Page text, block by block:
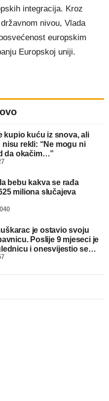
integracija. Kroz
nivou, Vlada
europskim
Europskoj uniji.
kupio kuću iz snova, ali
rekli: “Ne mogu ni
da okačim…”
bebu kakva se rađa
miliona slučajeva
je ostavio svoju
Poslije 9 mjeseci je
i onesvijestio se
šta piše!